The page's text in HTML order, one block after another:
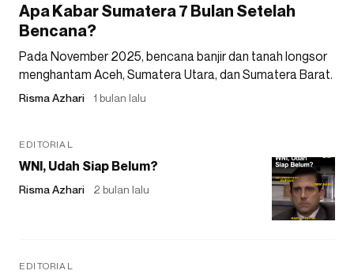
Apa Kabar Sumatera 7 Bulan Setelah
Bencana?
Pada November 2025, bencana banjir dan tanah longsor
menghantam Aceh, Sumatera Utara, dan Sumatera Barat.
Risma Azhari 1 bulan lalu
EDITORIAL
WNI, Udah Siap Belum?
Risma Azhari 2 bulan lalu
EDITORIAL